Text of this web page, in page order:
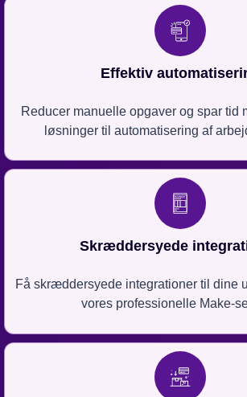
Effektiv
Reducer manuelle opgaver og spar tid
løsninger til automatisering af
Skræddersyede
Få skræddersyede integrationer til dine
vores professionelle Make-